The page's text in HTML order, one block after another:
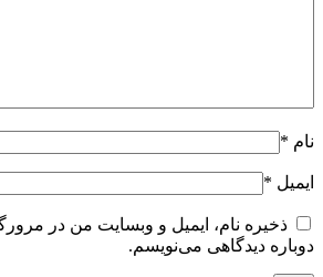
نام *
ایمیل *
ذخیره نام، ایمیل و وبسایت من در
دوباره دیدگاهی می‌نویسم.